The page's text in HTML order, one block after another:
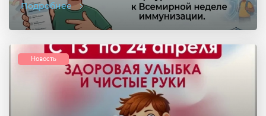
Подробнее
Новость